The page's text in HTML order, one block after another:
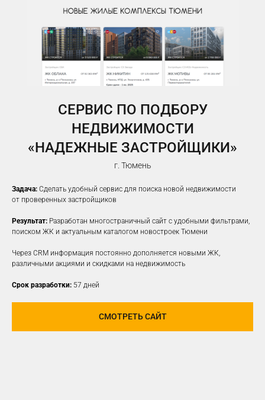
СЕРВИС ПО ПОДБОРУ
НЕДВИЖИМОСТИ
«НАДЕЖНЫЕ ЗАСТРОЙЩИКИ»
г. Тюмень
Задача: Сделать удобный сервис для поиска новой недвижимости
от проверенных застройщиков
Результат: Разработан многостраничный сайт с удобными фильтрами,
поиском ЖК и актуальным каталогом новостроек Тюмени
Через CRM информация постоянно дополняется новыми ЖК,
различными акциями и скидками на недвижимость
Срок разработки: 57 дней
СМОТРЕТЬ САЙТ